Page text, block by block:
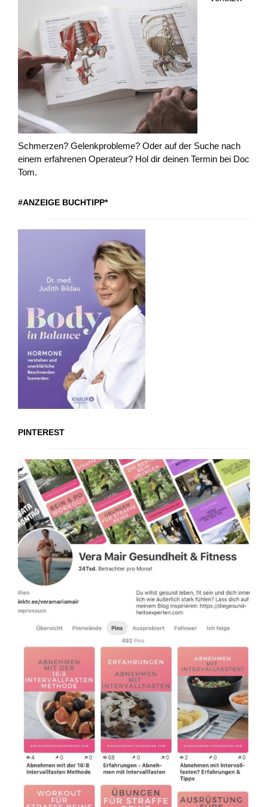
Schmerzen? Gelenkprobleme? Oder auf der Suche nach
einem erfahrenen Operateur? Hol dir deinen Termin bei Doc
Tom.
#ANZEIGE BUCHTIPP*
PINTEREST